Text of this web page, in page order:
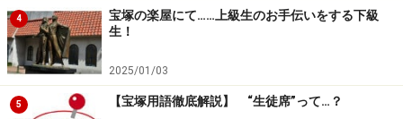
4
宝塚の楽屋にて……上級生のお手伝いをする下級
生！
2025/01/03
5 【宝塚用語徹底解説】 “生徒席”って…？